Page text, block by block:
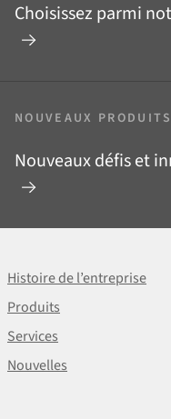
Choisissez parmi
NOUVEAUX PRODUITS
Nouveaux défis et
Histoire de l’entreprise
Produits
Services
Nouvelles